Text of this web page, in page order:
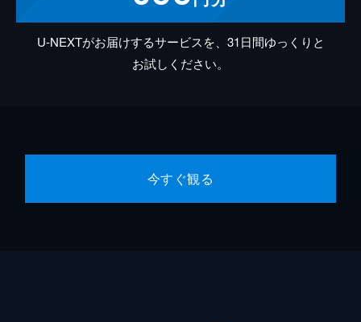
U-NEXTがお届けするサービスを、31日間ゆっくりと
お試しください。
今すぐ観る